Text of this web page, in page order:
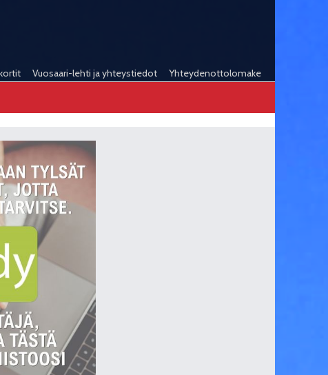
Vuosaari-lehti ja yhteystiedot Yhteydenottolomake